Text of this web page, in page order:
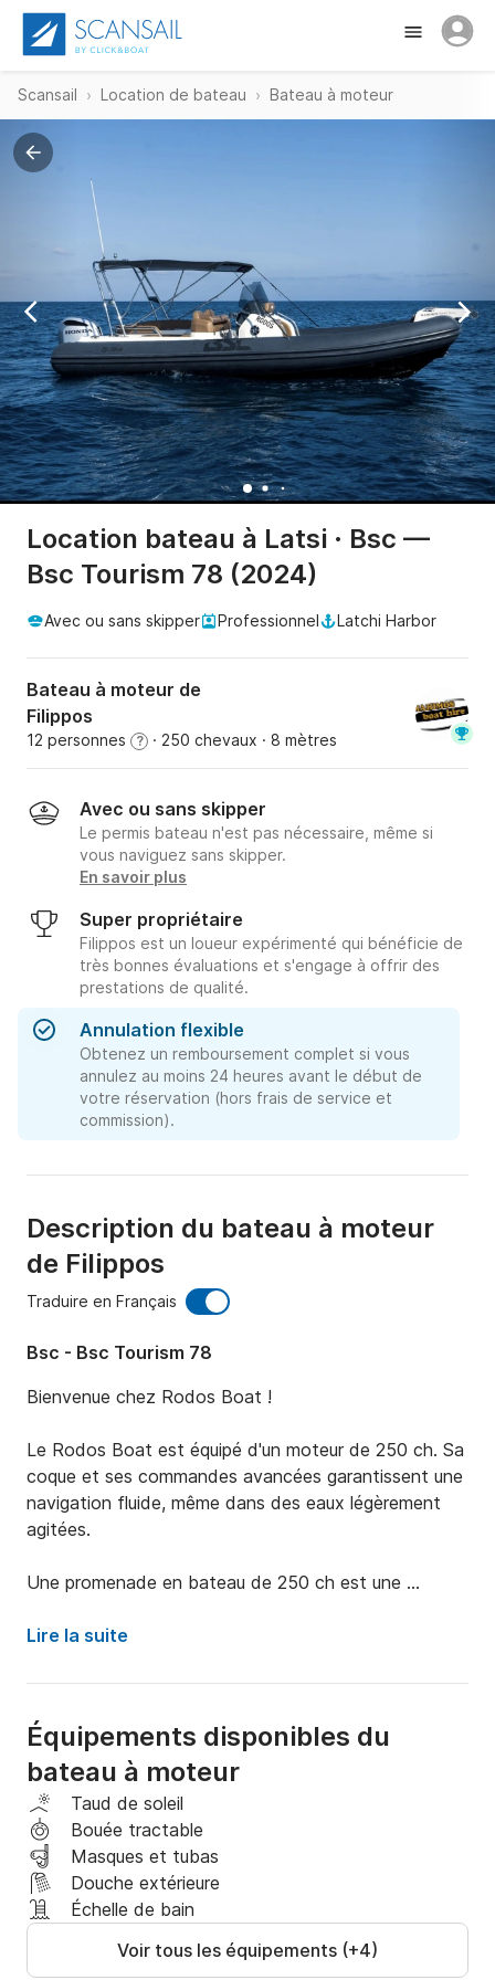
Scansail Location de bateau Bateau à moteur
Location bateau à Latsi · Bsc —
Bsc Tourism 78 (2024)
Avec ou sans skipper Professionnel Latchi Harbor
Bateau à moteur de
Filippos
12 personnes ? · 250 chevaux · 8 mètres
Avec ou sans skipper
Le permis bateau n'est pas nécessaire, même si
vous naviguez sans skipper.
En savoir plus
Super propriétaire
Filippos est un loueur expérimenté qui bénéficie de
très bonnes évaluations et s'engage à offrir des
prestations de qualité.
Annulation flexible
Obtenez un remboursement complet si vous
annulez au moins 24 heures avant le début de
votre réservation (hors frais de service et
commission).
Description du bateau à moteur
de Filippos
Traduire en Français
Bsc - Bsc Tourism 78
Bienvenue chez Rodos Boat !
Le Rodos Boat est équipé d'un moteur de 250 ch. Sa
coque et ses commandes avancées garantissent une
navigation fluide, même dans des eaux légèrement
agitées.
Une promenade en bateau de 250 ch est une
et confort, idéale pour les amateurs de sensations
Un hors-bord de 250 ch offre une puissance
considérable, permettant des vitesses élevées et des
accélérations rapides.
Un hors-bord est un type de bateau à moteur
spécialement conçu pour la navigation à grande
vitesse. Sa vitesse et sa polyvalence permettent de
parcourir de longues distances rapidement, ouvrant
ainsi un monde d'exploration et de découvertes.
Lire la suite
Équipements disponibles du
bateau à moteur
Taud de soleil
Bouée tractable
Masques et tubas
Douche extérieure
Échelle de bain
Voir tous les équipements (+4)